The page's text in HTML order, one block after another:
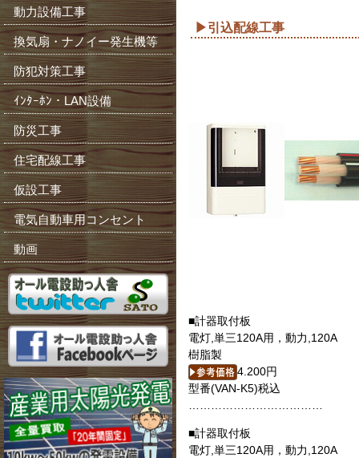
▶引込配線工事
■計器取付板
電灯,単三120A用，動力,120A
樹脂製
4.200円
型番(VAN-K5)税込
………………………………
■計器取付板
電灯,単三120A用，動力,120A
動力設備工事
換気扇・ナノイー発生機等
防犯対策工事
ｲﾝﾀｰﾎﾝ・LAN設備
防災工事
住宅配線工事
仮設工事
電気自動車用コンセント
動画